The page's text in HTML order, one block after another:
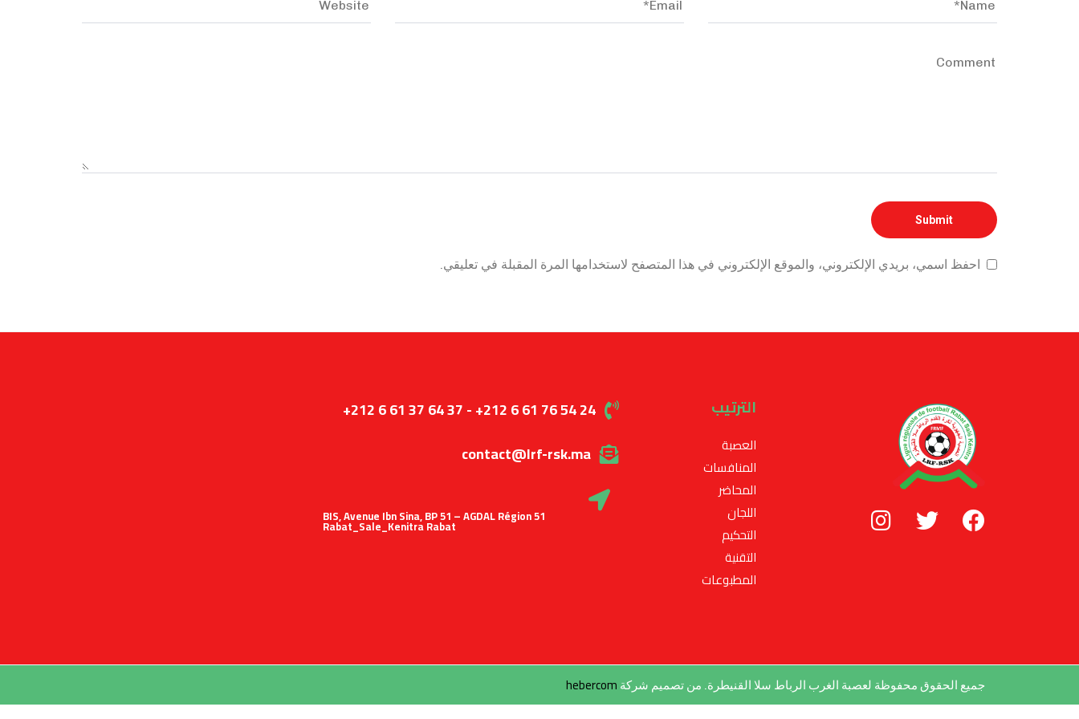
احفظ اسمي، بريدي الإلكتروني، والموقع الإلكتروني في هذا المتصفح لاستخدامها المرة المقبلة في تعليقي.
الترتيب
العصبة
المنافسات
المحاضر
اللجان
التحكيم
التقنية
المطبوعات
+212 6 61 37 64 37 - +212 6 61 76 54 24
contact@lrf-rsk.ma
51 BIS, Avenue Ibn Sina, BP 51 – AGDAL Région
Rabat_Sale_Kenitra Rabat
جميع الحقوق محفوظة لعصبة الغرب الرباط سلا القنيطرة. من تصميم شركة hebercom